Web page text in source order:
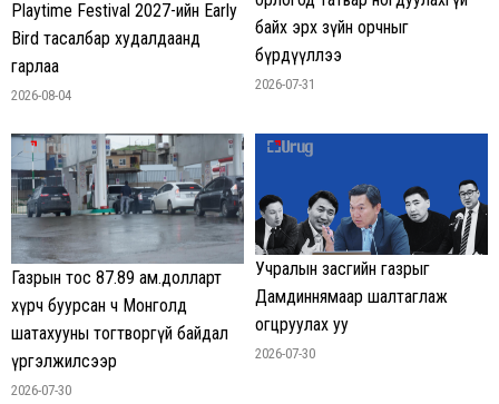
Playtime Festival 2027-ийн Early
Bird тасалбар худалдаанд
гарлаа
2026-08-04
байх эрх зүйн орчныг
бүрдүүллээ
2026-07-31
Газрын тос 87.89 ам.долларт
хүрч буурсан ч Монголд
шатахууны тогтворгүй байдал
үргэлжилсээр
2026-07-30
Учралын засгийн газрыг
Дамдиннямаар шалтаглаж
огцруулах уу
2026-07-30